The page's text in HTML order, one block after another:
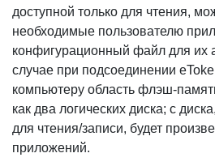
доступной только для чтения,
необходимые пользователю
конфигурационный файл для их
случае при подсоединении
компьютеру область флэш-
как два логических диска; с
для чтения/записи, будет
приложений.